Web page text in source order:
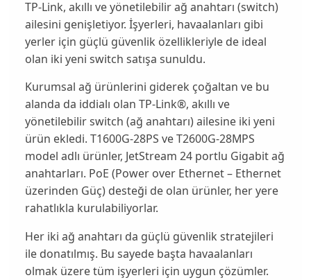
TP-Link, akıllı ve yönetilebilir ağ anahtarı (switch)
ailesini genişletiyor. İşyerleri, havaalanları gibi
yerler için güçlü güvenlik özellikleriyle de ideal
olan iki yeni switch satışa sunuldu.
Kurumsal ağ ürünlerini giderek çoğaltan ve bu
alanda da iddialı olan TP-Link®, akıllı ve
yönetilebilir switch (ağ anahtarı) ailesine iki yeni
ürün ekledi. T1600G-28PS ve T2600G-28MPS
model adlı ürünler, JetStream 24 portlu Gigabit ağ
anahtarları. PoE (Power over Ethernet – Ethernet
üzerinden Güç) desteği de olan ürünler, her yere
rahatlıkla kurulabiliyorlar.
Her iki ağ anahtarı da güçlü güvenlik stratejileri
ile donatılmış. Bu sayede başta havaalanları
olmak üzere tüm işyerleri için uygun çözümler.